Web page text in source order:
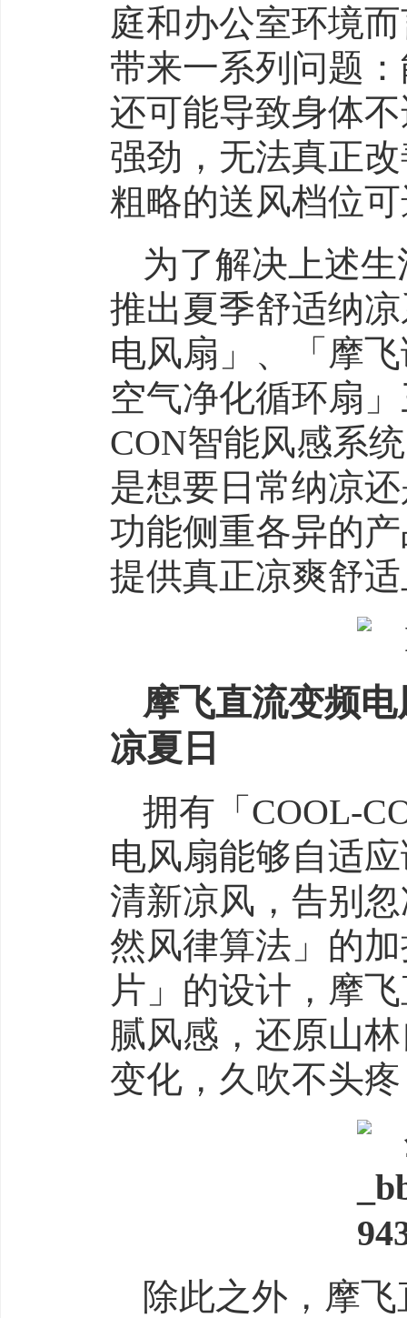
庭和办公室环境
带来一系列问题
还可能导致身体
强劲，无法真正
粗略的送风档位
为了解决上述
推出夏季舒适纳
电风扇」、「摩
空气净化循环扇
CON智能风感系
是想要日常纳凉
功能侧重各异的
提供真正凉爽舒
摩飞直流变频
凉夏日
拥有「COOL-
电风扇能够自适
清新凉风，告别
然风律算法」的
片」的设计，摩
腻风感，还原山
变化，久吹不头
除此之外，摩